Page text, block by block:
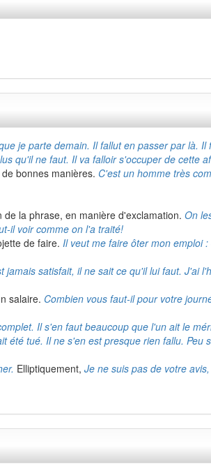
je parte demain. Il fallut en passer par là. Il
qu'il ne faut. Il va falloir s'occuper de cette
bonnes manières. C'est un homme très
la phrase, en manière d'exclamation. On
il voir comme on l'a traité!
de faire. Il veut me faire ôter mon emploi
satisfait, il ne sait ce qu'il lui faut. J'ai
salaire. Combien vous faut-il pour votre
Il s'en faut beaucoup que l'un ait le
été tué. Il ne s'en est presque rien fallu. Peu
Elliptiquement, Je ne suis pas de votre